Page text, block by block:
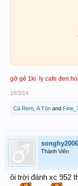
gở gẻ 1ki. ly cafe đen
19/3/14
Cà Rem A Tỏn and
songhy2006
Thành Viên
ôi trời đánh xc 952